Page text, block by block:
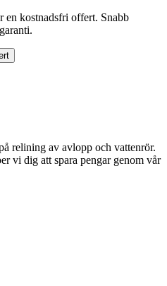
en kostnadsfri offert. Snabb
relining av avlopp och vattenrör.
vi dig att spara pengar genom vår